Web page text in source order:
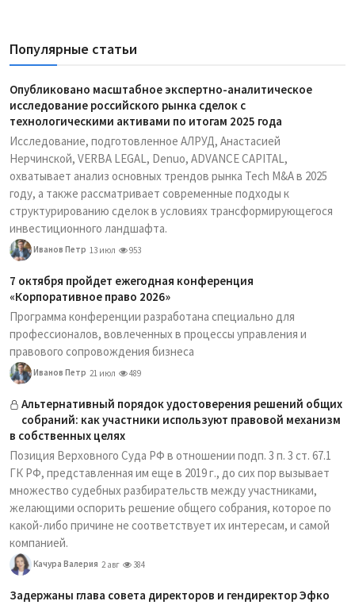
Популярные статьи
Опубликовано масштабное экспертно-аналитическое
исследование российского рынка сделок с
технологическими активами по итогам 2025 года
Исследование, подготовленное АЛРУД, Анастасией
Нерчинской, VERBA LEGAL, Denuo, ADVANCE CAPITAL,
охватывает анализ основных трендов рынка Tech M&A в 2025
году, а также рассматривает современные подходы к
структурированию сделок в условиях трансформирующегося
инвестиционного ландшафта.
Иванов Петр 13 июл 953
7 октября пройдет ежегодная конференция
«Корпоративное право 2026»
Программа конференции разработана специально для
профессионалов, вовлеченных в процессы управления и
правового сопровождения бизнеса
Иванов Петр 21 июл 489
Альтернативный порядок удостоверения решений общих
собраний: как участники используют правовой механизм
в собственных целях
Позиция Верховного Суда РФ в отношении подп. 3 п. 3 ст. 67.1
ГК РФ, представленная им еще в 2019 г., до сих пор вызывает
множество судебных разбирательств между участниками,
желающими оспорить решение общего собрания, которое по
какой-либо причине не соответствует их интересам, и самой
компанией.
Качура Валерия 2 авг 384
Задержаны глава совета директоров и гендиректор Эфко